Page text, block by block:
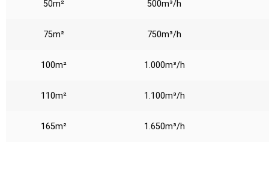
50m² 500m³/h
75m² 750m³/h
100m² 1.000m³/h
110m² 1.100m³/h
165m² 1.650m³/h